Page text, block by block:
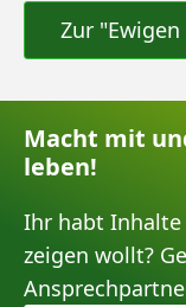
Zur
Macht mit
leben!
Ihr habt Inhalte
zeigen wollt?